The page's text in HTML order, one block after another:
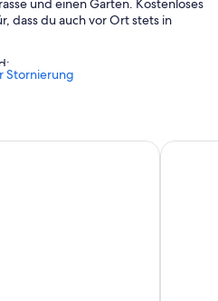
und einen Garten. Kostenloses
dass du auch vor Ort stets in
und Grillmöglichkeiten
Stornierung